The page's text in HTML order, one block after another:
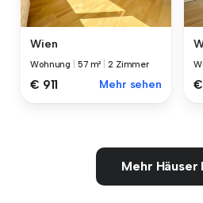
Wien
Wohnung 57 m² |2 Zimmer
€ 911 Mehr sehen €
Mehr Häuser